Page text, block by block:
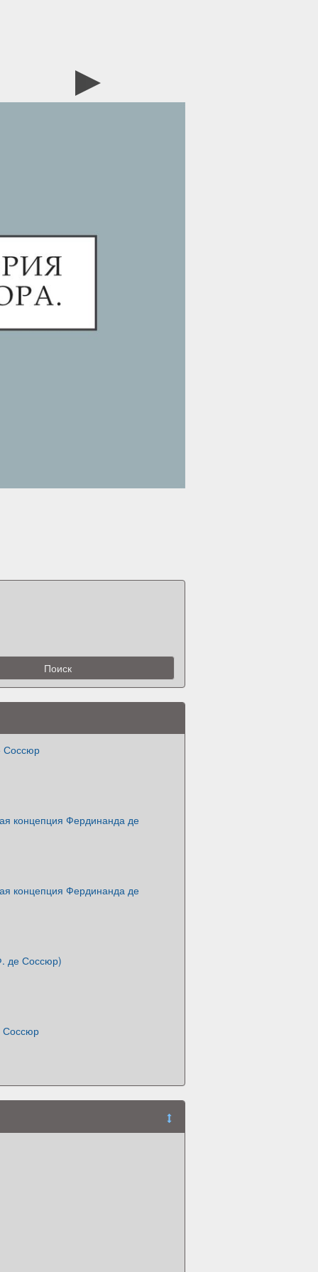
Соссюр
концепция Фердинанда де
концепция Фердинанда де
де Соссюр)
Соссюр